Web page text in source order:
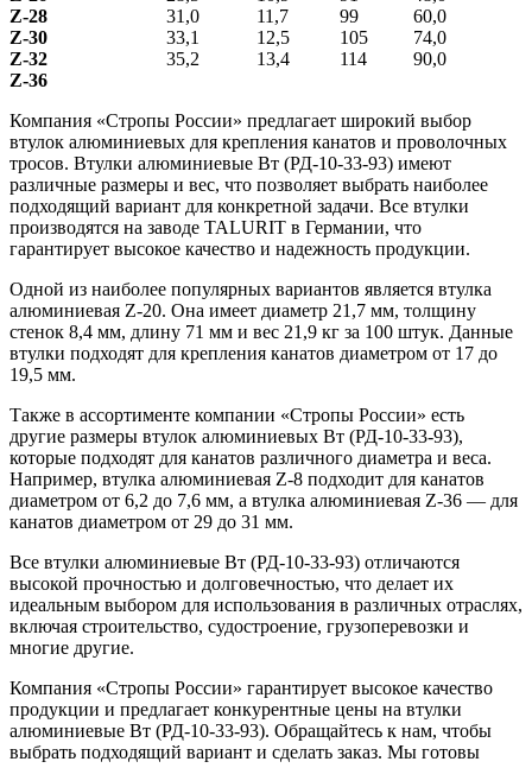
Z-28
31,0 11,7 99
60,0
Z-30
33,1 12,5 105
74,0
Z-32
35,2 13,4 114
90,0
Z-36
Компания «Стропы России» предлагает широкий выбор
втулок алюминиевых для крепления канатов и проволочных
тросов. Втулки алюминиевые Вт (РД-10-33-93) имеют
различные размеры и вес, что позволяет выбрать наиболее
подходящий вариант для конкретной задачи. Все втулки
производятся на заводе TALURIT в Германии, что
гарантирует высокое качество и надежность продукции.
Одной из наиболее популярных вариантов является втулка
алюминиевая Z-20. Она имеет диаметр 21,7 мм, толщину
стенок 8,4 мм, длину 71 мм и вес 21,9 кг за 100 штук. Данные
втулки подходят для крепления канатов диаметром от 17 до
19,5 мм.
Также в ассортименте компании «Стропы России» есть
другие размеры втулок алюминиевых Вт (РД-10-33-93),
которые подходят для канатов различного диаметра и веса.
Например, втулка алюминиевая Z-8 подходит для канатов
диаметром от 6,2 до 7,6 мм, а втулка алюминиевая Z-36 — для
канатов диаметром от 29 до 31 мм.
Все втулки алюминиевые Вт (РД-10-33-93) отличаются
высокой прочностью и долговечностью, что делает их
идеальным выбором для использования в различных отраслях,
включая строительство, судостроение, грузоперевозки и
многие другие.
Компания «Стропы России» гарантирует высокое качество
продукции и предлагает конкурентные цены на втулки
алюминиевые Вт (РД-10-33-93). Обращайтесь к нам, чтобы
выбрать подходящий вариант и сделать заказ. Мы готовы